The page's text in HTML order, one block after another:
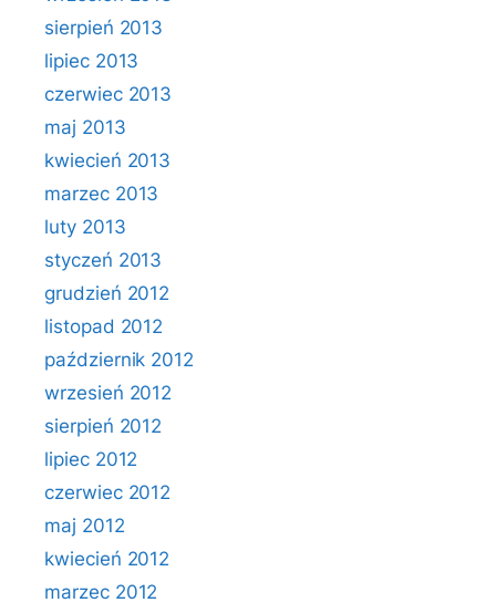
sierpień 2013
lipiec 2013
czerwiec 2013
maj 2013
kwiecień 2013
marzec 2013
luty 2013
styczeń 2013
grudzień 2012
listopad 2012
październik 2012
wrzesień 2012
sierpień 2012
lipiec 2012
czerwiec 2012
maj 2012
kwiecień 2012
marzec 2012